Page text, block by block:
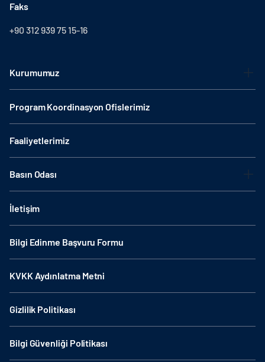
Faks
+90 312 939 75 15-16
Kurumumuz
Program Koordinasyon Ofislerimiz
Faaliyetlerimiz
Basın Odası
İletişim
Bilgi Edinme Başvuru Formu
KVKK Aydınlatma Metni
Gizlilik Politikası
Bilgi Güvenliği Politikası